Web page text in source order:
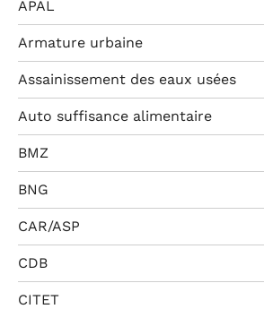
APAL
Armature urbaine
Assainissement des eaux usées
Auto suffisance alimentaire
BMZ
BNG
CAR/ASP
CDB
CITET